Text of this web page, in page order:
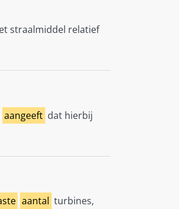
straalmiddel relatief
aangeeft dat hierbij
aantal turbines,